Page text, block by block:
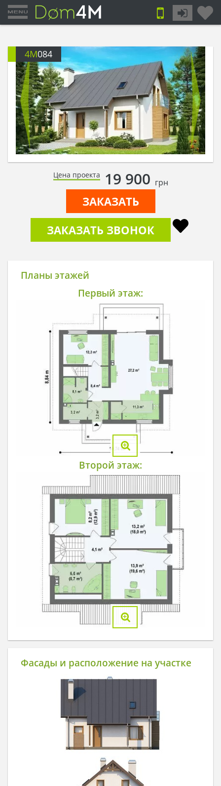
4M084
Цена проекта 19 900 грн
ЗАКАЗАТЬ
ЗАКАЗАТЬ ЗВОНОК
Планы этажей
Первый этаж:
Второй этаж:
Фасады и расположение на участке